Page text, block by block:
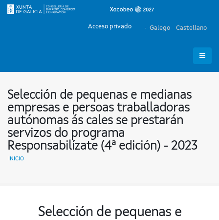
Galego Castellano
Acceso privado
Selección de pequenas e medianas
empresas e persoas traballadoras
autónomas ás cales se prestarán
servizos do programa
Responsabilízate (4ª edición) - 2023
INICIO
Selección de pequenas e